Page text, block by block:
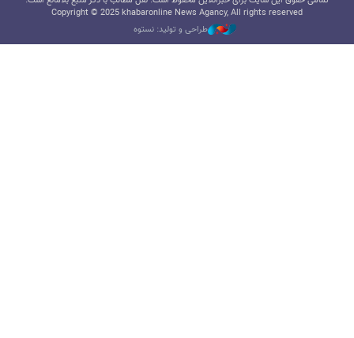
Copyright © 2025 khabaronline News Agancy, All rights reserved
طراحی و تولید: نستوه